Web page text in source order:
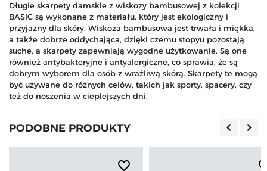
Długie skarpety damskie z wiskozy bambusowej z kolekcji
BASIC są wykonane z materiału, który jest ekologiczny i
przyjazny dla skóry. Wiskoza bambusowa jest trwała i miękka,
a także dobrze oddychająca, dzięki czemu stopyu pozostają
suche, a skarpety zapewniają wygodne użytkowanie. Są one
również antybakteryjne i antyalergiczne, co sprawia, że są
dobrym wyborem dla osób z wrażliwą skórą. Skarpety te mogą
być używane do różnych celów, takich jak sporty, spacery, czy
też do noszenia w cieplejszych dni.
PODOBNE PRODUKTY keyboard_arrow_left keyboard_arrow_right
favorite_border